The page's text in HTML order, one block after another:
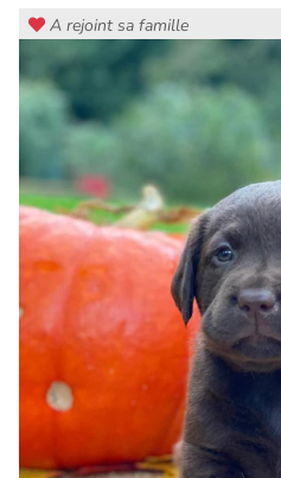
A rejoint sa famille